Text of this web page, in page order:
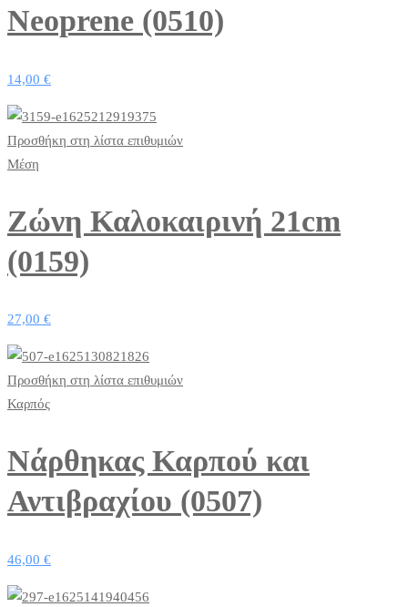
Νeoprene (0510)
14,00 €
Προσθήκη στη λίστα επιθυμιών
Μέση
Ζώνη Καλοκαιρινή 21cm
(0159)
27,00 €
Προσθήκη στη λίστα επιθυμιών
Καρπός
Νάρθηκας Καρπού και
Αντιβραχίου (0507)
46,00 €